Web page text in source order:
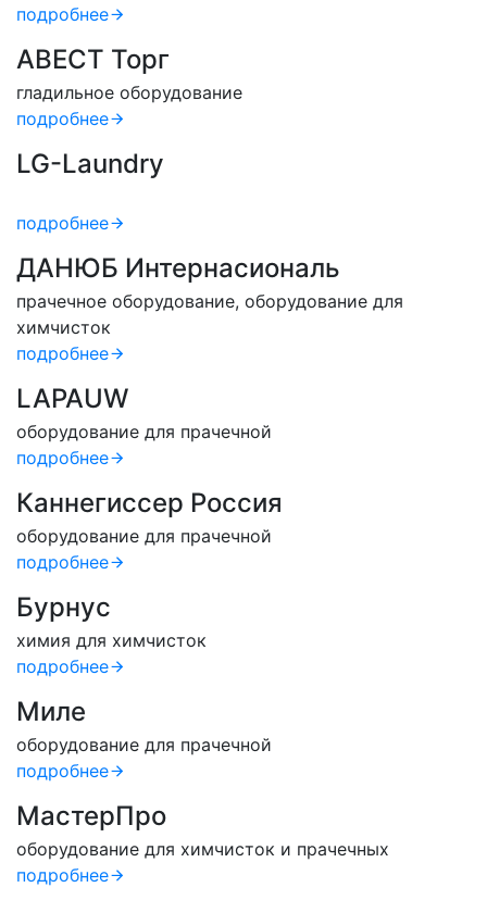
подробнее
АВЕСТ Торг
гладильное оборудование
подробнее
LG-Laundry
подробнее
ДАНЮБ Интернасиональ
прачечное оборудование, оборудование для
химчисток
подробнее
LAPAUW
оборудование для прачечной
подробнее
Каннегиссер Россия
оборудование для прачечной
подробнее
Бурнус
химия для химчисток
подробнее
Миле
оборудование для прачечной
подробнее
МастерПро
оборудование для химчисток и прачечных
подробнее